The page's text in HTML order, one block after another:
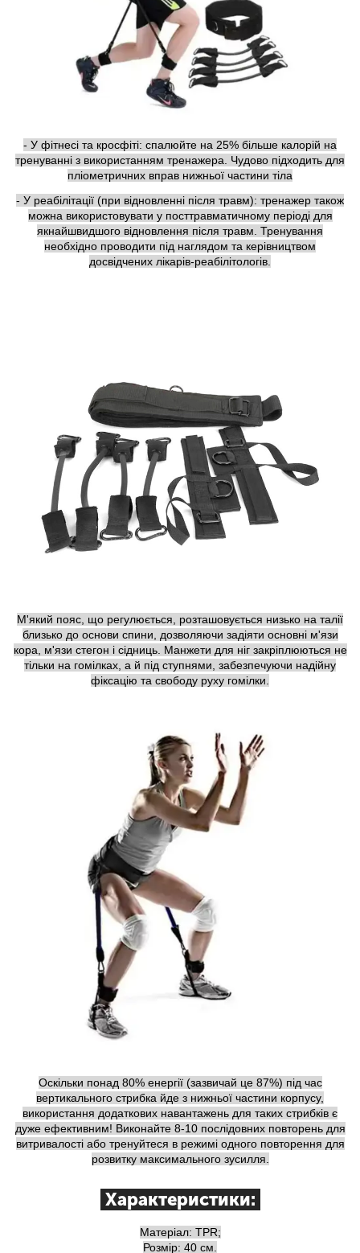
- У фітнесі та кросфіті: спалюйте на 25% більше калорій на
тренуванні з використанням тренажера. Чудово підходить для
пліометричних вправ нижньої частини тіла
- У реабілітації (при відновленні після травм): тренажер також
можна використовувати у посттравматичному періоді для
якнайшвидшого відновлення після травм. Тренування
необхідно проводити під наглядом та керівництвом
досвідчених лікарів-реабілітологів.
М'який пояс, що регулюється, розташовується низько на талії
близько до основи спини, дозволяючи задіяти основні м'язи
кора, м'язи стегон і сідниць. Манжети для ніг закріплюються не
тільки на гомілках, а й під ступнями, забезпечуючи надійну
фіксацію та свободу руху гомілки.
Оскільки понад 80% енергії (зазвичай це 87%) під час
вертикального стрибка йде з нижньої частини корпусу,
використання додаткових навантажень для таких стрибків є
дуже ефективним! Виконайте 8-10 послідовних повторень для
витривалості або тренуйтеся в режимі одного повторення для
розвитку максимального зусилля.
Характеристики:
Матеріал: TPR;
Розмір: 40 см.